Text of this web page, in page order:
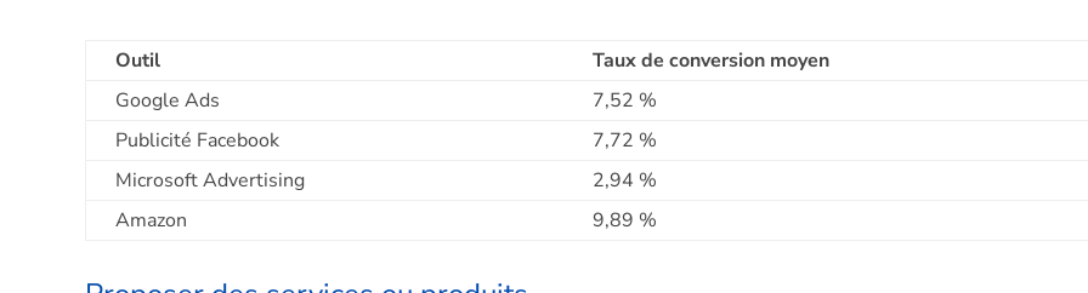
Outil
Taux de conversion moyen
Google Ads
7,52 %
Publicité Facebook
7,72 %
Microsoft Advertising
2,94 %
Amazon
9,89 %